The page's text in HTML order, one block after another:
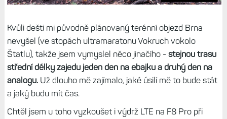
Kvůli dešti mi původně plánovaný terénní objezd Brna
nevyšel (ve stopách ultramaratonu Vokruch vokolo
Štatlu), takže jsem vymyslel něco jinačího - stejnou trasu
střední délky zajedu jeden den na ebajku a druhý den na
analogu.Už dlouho mě zajímalo, jaké úsilí mě to bude stát
a jaký budu mít čas.
Chtěl jsem u toho vyzkoušet i výdrž LTE na F8 Pro při